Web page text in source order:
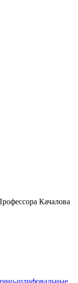
Качалова
шлифовальные